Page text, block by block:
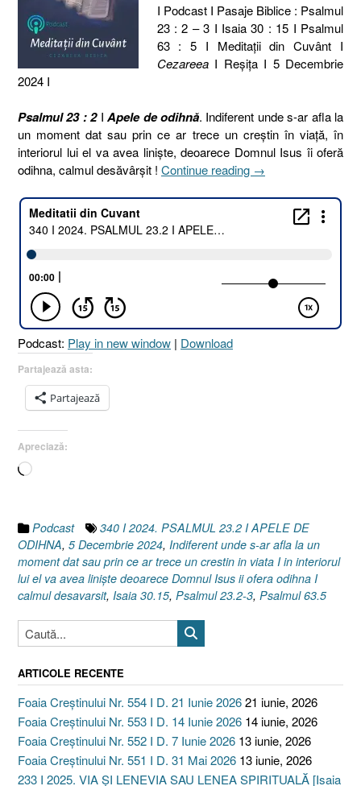
I Podcast I Pasaje Biblice : Psalmul
23 : 2 – 3 I Isaia 30 : 15 I Psalmul
63 : 5 I Meditaţii din Cuvânt I
CezareeaI Reşiţa I 5 Decembrie
2024 I
Psalmul 23 : 2IApele de odihnă. Indiferent unde s-ar afla la
un moment dat sau prin ce ar trece un creștin în viață, în
interiorul lui el va avea liniște, deoarece Domnul Isus îi oferă
odihna, calmul desăvârșit ! Continue reading „340
2024.
PSALMUL
APELE
ODIHNĂ
[Psalmul
2024”
→
Podcast: Play in new window | Download
Partajează asta:
Partajează
Apreciază:
Încarc...
Podcast
340 I 2024. PSALMUL 23.2 I APELE DE
ODIHNA, 5 Decembrie 2024, Indiferent unde s-ar afla la un
moment dat sau prin ce ar trece un crestin in viata I in interiorul
lui el va avea liniște deoarece Domnul Isus ii ofera odihna I
calmul desavarsit, Isaia 30.15, Psalmul 23.2-3, Psalmul 63.5
ARTICOLE RECENTE
Foaia Creștinului Nr. 554 I D. 21 Iunie 202621 iunie, 2026
Foaia Creștinului Nr. 553 I D. 14 Iunie 2026 14 iunie, 2026
Foaia Creștinului Nr. 552 I D. 7 Iunie 2026 13 iunie, 2026
Foaia Creștinului Nr. 551 I D. 31 Mai 2026 13 iunie, 2026
233 I 2025. VIA ȘI LENEVIA SAU LENEA SPIRITUALĂ [Isaia